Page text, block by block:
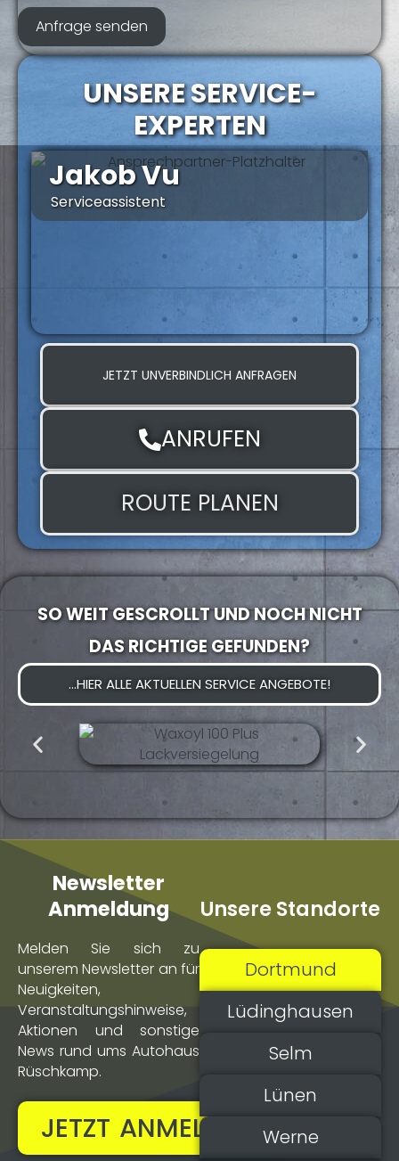
UNSERE SERVICE-
EXPERTEN
Jakob Vu
Serviceassistent
JETZT UNVERBINDLICH ANFRAGEN
ANRUFEN
ROUTE PLANEN
SO WEIT GESCROLLT UND NOCH NICHT
DAS RICHTIGE GEFUNDEN?
...HIER ALLE AKTUELLEN SERVICE ANGEBOTE!
Newsletter
Anmeldung
Melden Sie sich zu
unserem Newsletter an für
Neuigkeiten,
Veranstaltungs­hinweise,
Aktionen und sonstige
News rund ums Autohaus
Rüschkamp.
JETZT ANMELDEN!
Unsere Standorte
Dortmund
Lüdinghausen
Selm
Lünen
Werne